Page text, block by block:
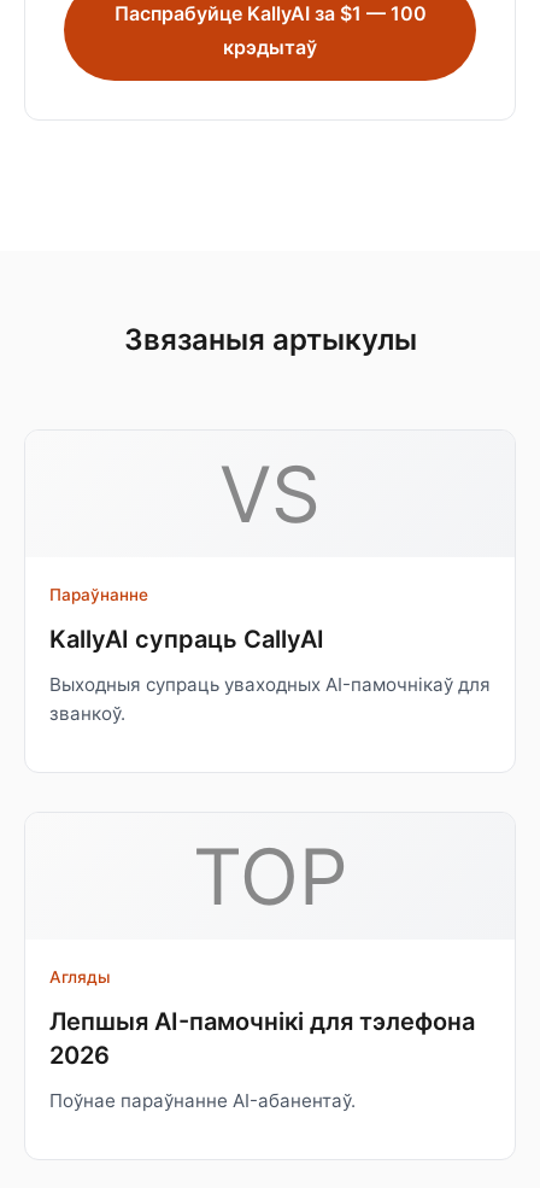
Паспрабуйце KallyAI за $1 — 100
крэдытаў
Звязаныя артыкулы
VS
Параўнанне
KallyAI супраць CallyAI
Выходныя супраць уваходных AI-памочнікаў для
званкоў.
TOP
Агляды
Лепшыя AI-памочнікі для тэлефона
2026
Поўнае параўнанне AI-абанентаў.